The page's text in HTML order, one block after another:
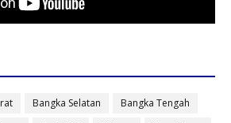
Bangka Selatan
Bangka Tengah